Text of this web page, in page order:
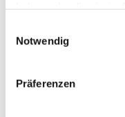
Notwendig
Präferenzen
Maike Hoheisel-